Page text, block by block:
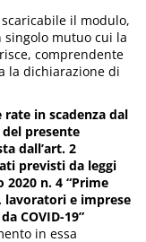
scaricabile il modulo,
mutuo cui la
comprendente
la dichiarazione di
rate in scadenza dal
del presente
dall’art. 2
previsti da leggi
2020 n. 4 “Prime
lavoratori e imprese
COVID-19”
in essa